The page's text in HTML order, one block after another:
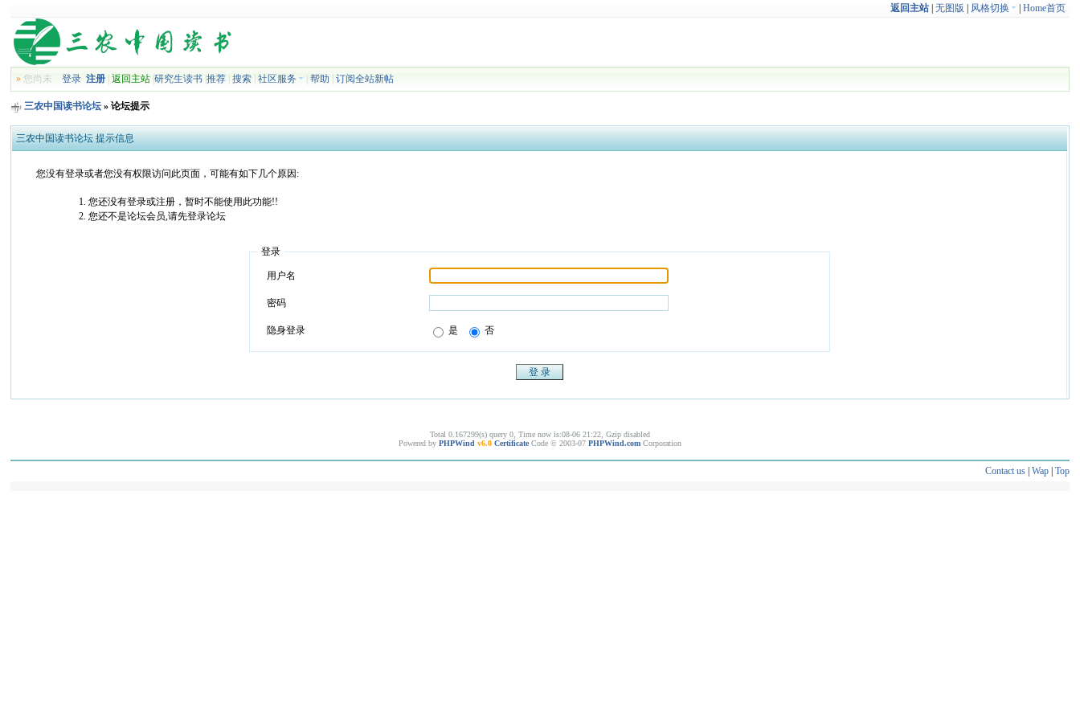
返回主站| 无图版 风格切换 Home首页
» 您尚未登录 注册 |返回主站 |研究生读书 |推荐 |搜索 |社区服务 |帮助 |订阅全站新帖
三农中国读书论坛 » 论坛提示
三农中国读书论坛 提示信息
您没有登录或者您没有权限访问此页面，可能有如下几个原因:
您还没有登录或注册，暂时不能使用此功能!!
您还不是论坛会员,请先登录论坛
登录
用户名
密码
隐身登录 是 否
Total 0.167299(s) query 0, Time now is:08-06 21:22, Gzip disabled
Powered by PHPWind v6.0 Certificate Code © 2003-07 PHPWind.com Corporation
Contact us| Wap| Top